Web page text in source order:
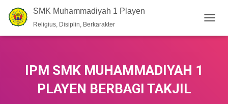
SMK Muhammadiyah 1 Playen
Religius, Disiplin, Berkarakter
O
IPM SMK MUHAMMADIYAH 1
PLAYEN BERBAGI TAKJIL